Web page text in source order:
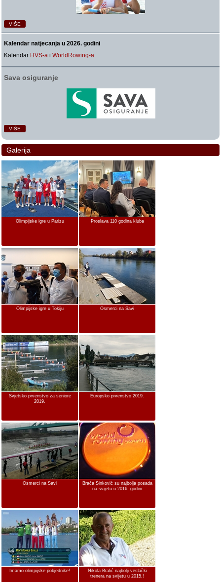
VIŠE
Kalendar natjecanja u 2026. godini
Kalendar HVS-a iWorldRowing-a.
Sava osiguranje
VIŠE
Galerija
Olimpijske igre u Parizu Proslava 110 godina kluba
Olimpijske igre u Tokiju Osmerci na Savi
Svjetsko prvenstvo za seniore
2019.
Europsko prvenstvo 2019.
Osmerci na Savi
Braća Sinković su najbolja posada
na svijetu u 2016. godini
Imamo olimpijske pobjednike!
Nikola Bralić najbolji veslački
trenera na svijetu u 2015.!